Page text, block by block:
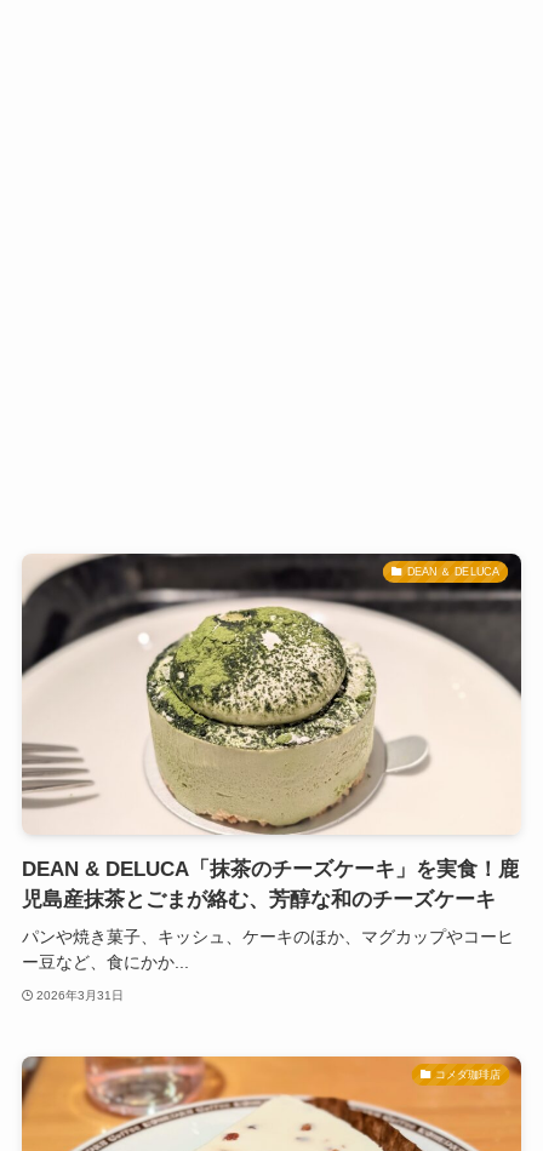
DEAN ＆ DELUCA
DEAN & DELUCA「抹茶のチーズケーキ」を実食！鹿
児島産抹茶とごまが絡む、芳醇な和のチーズケーキ
パンや焼き菓子、キッシュ、ケーキのほか、マグカップやコーヒ
ー豆など、食にかか...
2026年3月31日
コメダ珈琲店